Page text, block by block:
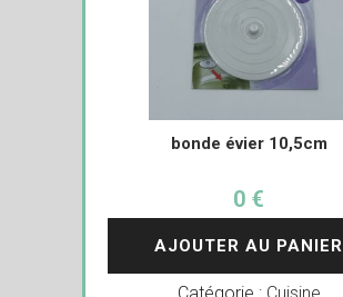
bonde évier 10,5cm
0 €
AJOUTER AU PANIER